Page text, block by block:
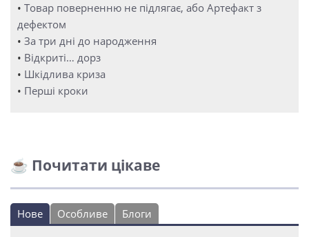
• Товар поверненню не підлягає, або Артефакт з
дефектом
• За три дні до народження
• Відкриті… дорз
• Шкідлива криза
• Перші кроки
☕ Почитати цікаве
Нове Особливе Блоги